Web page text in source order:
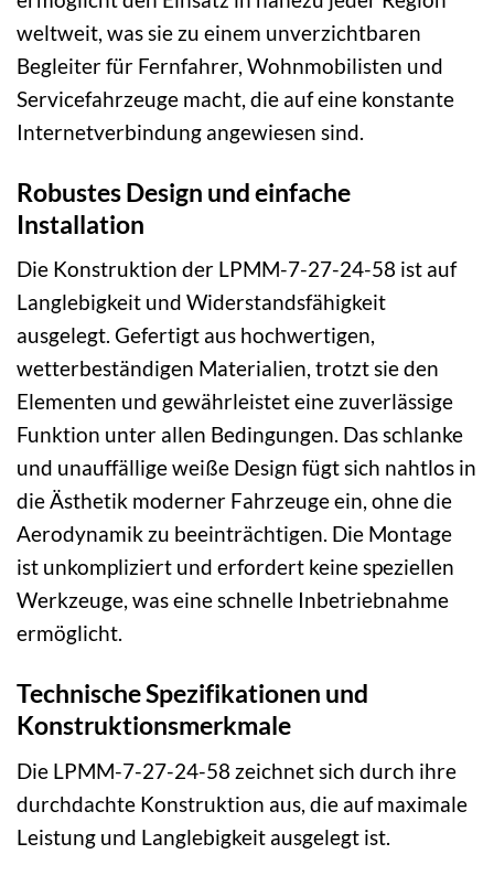
weltweit, was sie zu einem unverzichtbaren
Begleiter für Fernfahrer, Wohnmobilisten und
Servicefahrzeuge macht, die auf eine konstante
Internetverbindung angewiesen sind.
Robustes Design und einfache
Installation
Die Konstruktion der LPMM-7-27-24-58 ist auf
Langlebigkeit und Widerstandsfähigkeit
ausgelegt. Gefertigt aus hochwertigen,
wetterbeständigen Materialien, trotzt sie den
Elementen und gewährleistet eine zuverlässige
Funktion unter allen Bedingungen. Das schlanke
und unauffällige weiße Design fügt sich nahtlos in
die Ästhetik moderner Fahrzeuge ein, ohne die
Aerodynamik zu beeinträchtigen. Die Montage
ist unkompliziert und erfordert keine speziellen
Werkzeuge, was eine schnelle Inbetriebnahme
ermöglicht.
Technische Spezifikationen und
Konstruktionsmerkmale
Die LPMM-7-27-24-58 zeichnet sich durch ihre
durchdachte Konstruktion aus, die auf maximale
Leistung und Langlebigkeit ausgelegt ist.